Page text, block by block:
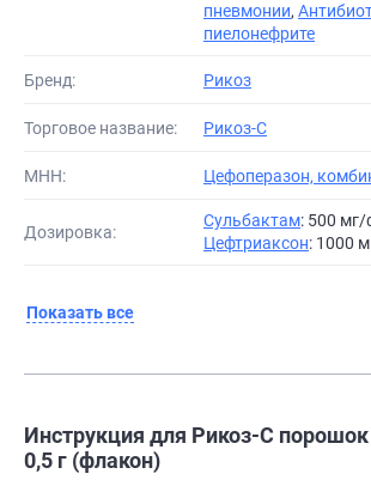
пневмонии,
пиелонефрите
Бренд: Рикоз
Торговое название: Рикоз-С
МНН: Цефоперазон,
Дозировка:
Сульбактам: 500
Цефтриаксон: 1000
Показать все
Инструкция для Рикоз-С порошок
0,5 г (флакон)